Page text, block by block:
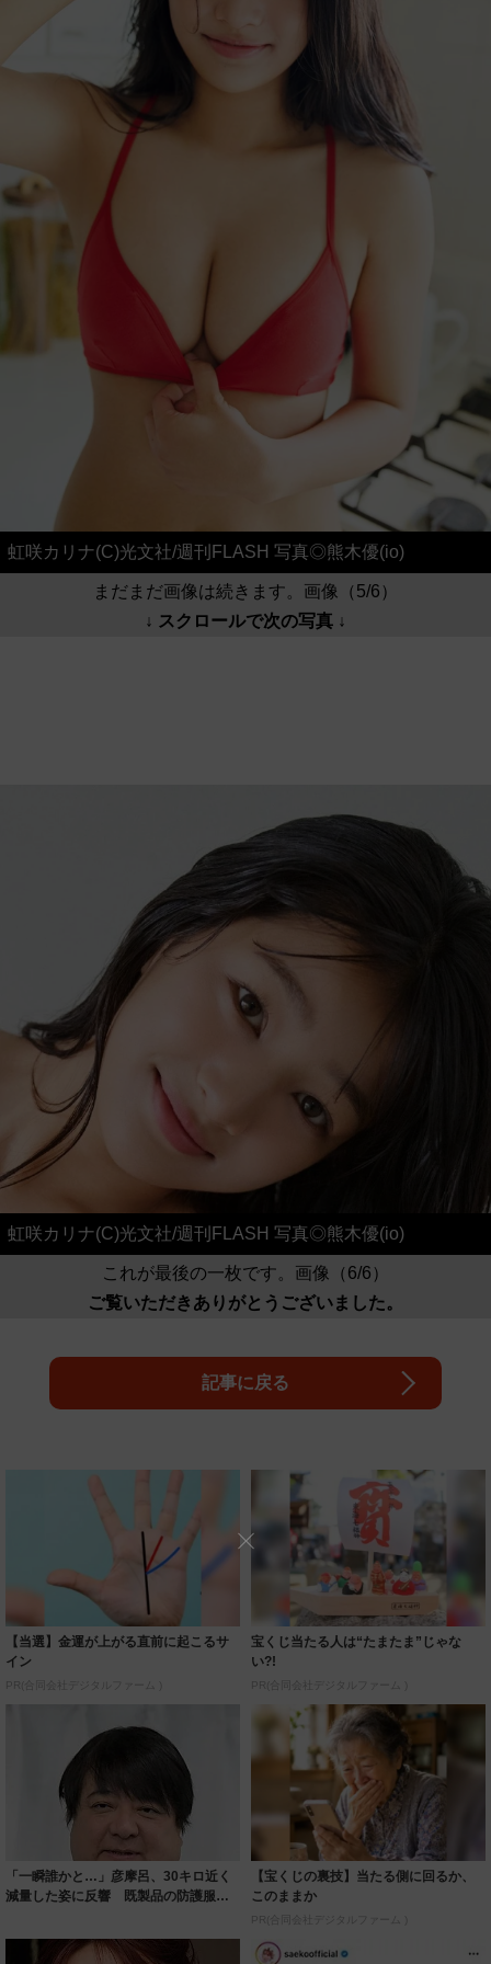
虹咲カリナ(C)光文社/週刊FLASH 写真◎熊木優(io)
まだまだ画像は続きます。画像（5/6）
↓ スクロールで次の写真 ↓
虹咲カリナ(C)光文社/週刊FLASH 写真◎熊木優(io)
これが最後の一枚です。画像（6/6）
ご覧いただきありがとうございました。
記事に戻る
【当選】金運が上がる直前に起こるサ
イン
PR(合同会社デジタルファーム )
宝くじ当たる人は“たまたま”じゃな
い?!
PR(合同会社デジタルファーム )
「一瞬誰かと…」彦摩呂、30キロ近く
減量した姿に反響 既製品の防護服が
【宝くじの裏技】当たる側に回るか、
このままか
PR(合同会社デジタルファーム )